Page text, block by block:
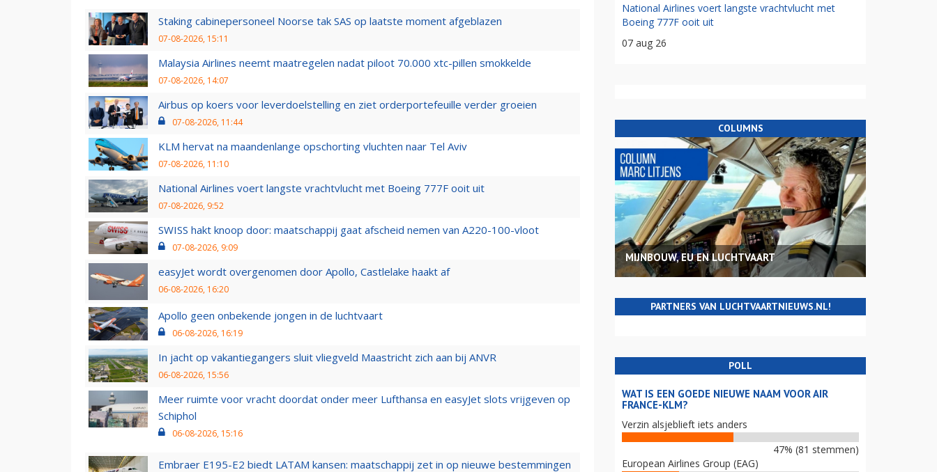
Staking cabinepersoneel Noorse tak SAS op laatste moment afgeblazen
07-08-2026, 15:11
Malaysia Airlines neemt maatregelen nadat piloot 70.000 xtc-pillen smokkelde
07-08-2026, 14:07
Airbus op koers voor leverdoelstelling en ziet orderportefeuille verder groeien
07-08-2026, 11:44
KLM hervat na maandenlange opschorting vluchten naar Tel Aviv
07-08-2026, 11:10
National Airlines voert langste vrachtvlucht met Boeing 777F ooit uit
07-08-2026, 9:52
SWISS hakt knoop door: maatschappij gaat afscheid nemen van A220-100-vloot
07-08-2026, 9:09
easyJet wordt overgenomen door Apollo, Castlelake haakt af
06-08-2026, 16:20
Apollo geen onbekende jongen in de luchtvaart
06-08-2026, 16:19
In jacht op vakantiegangers sluit vliegveld Maastricht zich aan bij ANVR
06-08-2026, 15:56
Meer ruimte voor vracht doordat onder meer Lufthansa en easyJet slots vrijgeven op
Schiphol
06-08-2026, 15:16
Embraer E195-E2 biedt LATAM kansen: maatschappij zet in op nieuwe bestemmingen
National Airlines voert langste vrachtvlucht met
Boeing 777F ooit uit
07 aug 26
COLUMNS
MIJNBOUW, EU EN LUCHTVAART
PARTNERS VAN LUCHTVAARTNIEUWS.NL!
POLL
WAT IS EEN GOEDE NIEUWE NAAM VOOR AIR
FRANCE-KLM?
Verzin alsjeblieft iets anders
47% (81 stemmen)
European Airlines Group (EAG)